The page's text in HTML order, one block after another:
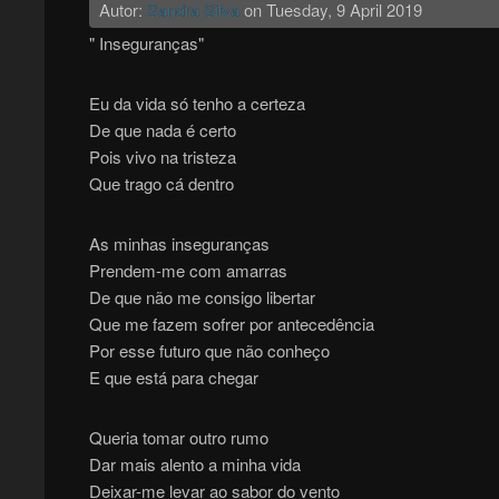
Autor: Sandra Silvaon Tuesday, 9 April 2019
" Inseguranças"
Eu da vida só tenho a certeza
De que nada é certo
Pois vivo na tristeza
Que trago cá dentro
As minhas inseguranças
Prendem-me com amarras
De que não me consigo libertar
Que me fazem sofrer por antecedência
Por esse futuro que não conheço
E que está para chegar
Queria tomar outro rumo
Dar mais alento a minha vida
Deixar-me levar ao sabor do vento